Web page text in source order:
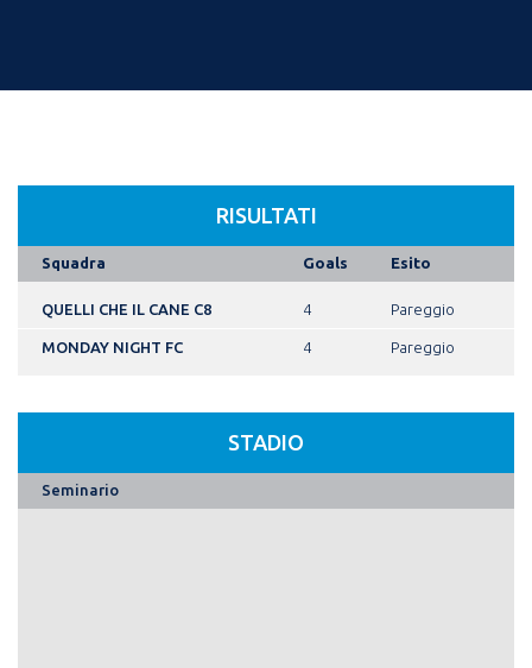
RISULTATI
Squadra Goals Esito
QUELLI CHE IL CANE C8 4 Pareggio
MONDAY NIGHT FC 4 Pareggio
STADIO
Seminario